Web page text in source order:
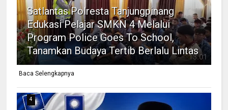
Satlantas Polresta Tanjungpinang
Edukasi Pelajar SMKN 4 Melalui
Program Police Goes To School,
Tanamkan Budaya Tertib Berlalu Lintas
Baca Selengkapnya
4